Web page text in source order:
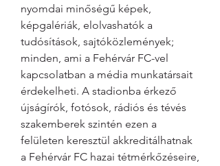
nyomdai minőségű képek,
képgalériák, elolvashatók a
tudósítások, sajtóközlemények;
minden, ami a Fehérvár FC-vel
kapcsolatban a média munkatársait
érdekelheti. A stadionba érkező
újságírók, fotósok, rádiós és tévés
szakemberek szintén ezen a
felületen keresztül akkreditálhatnak
a Fehérvár FC hazai tétmérkőzéseire,